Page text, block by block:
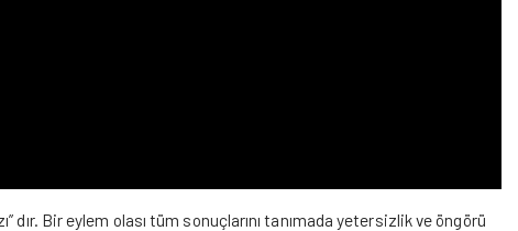
dır. Bir eylem olası tüm sonuçlarını tanımada yetersizlik ve öngörü